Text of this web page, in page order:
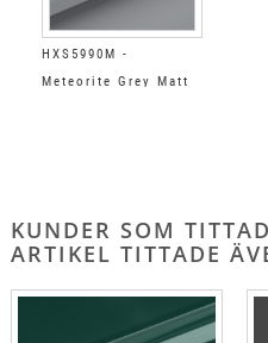
HXS5990M -
Meteorite Grey Matt
KUNDER SOM
ARTIKEL TITTADE